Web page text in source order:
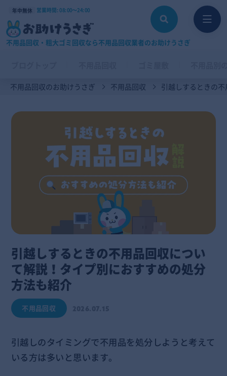
年中無休 営業時間: 08:00〜24:00
不用品回収・粗大ゴミ回収なら不用品回収業者のお助けうさぎ
不用品回収のお助けうさぎ 不用品回収 引越しするときの
引越しするときの不用品回収につい
て解説！タイプ別におすすめの処分
方法も紹介
不用品回収
引越しのタイミングで不用品を処分しようと考えて
いる方は多いと思います。